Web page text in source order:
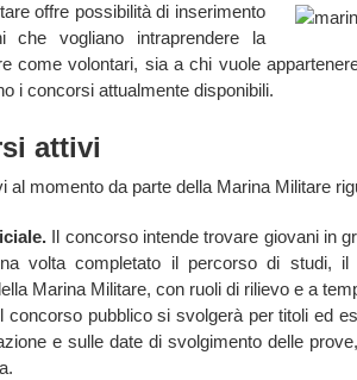
offre possibilità di inserimento
che vogliano intraprendere la
come volontari, sia a chi vuole
i concorsi attualmente disponibili.
attivi
al momento da parte della Marina Militare
Il concorso intende trovare giovani in
volta completato il percorso di studi,
Marina Militare, con ruoli di rilievo e a
concorso pubblico si svolgerà per titoli ed
e sulle date di svolgimento delle